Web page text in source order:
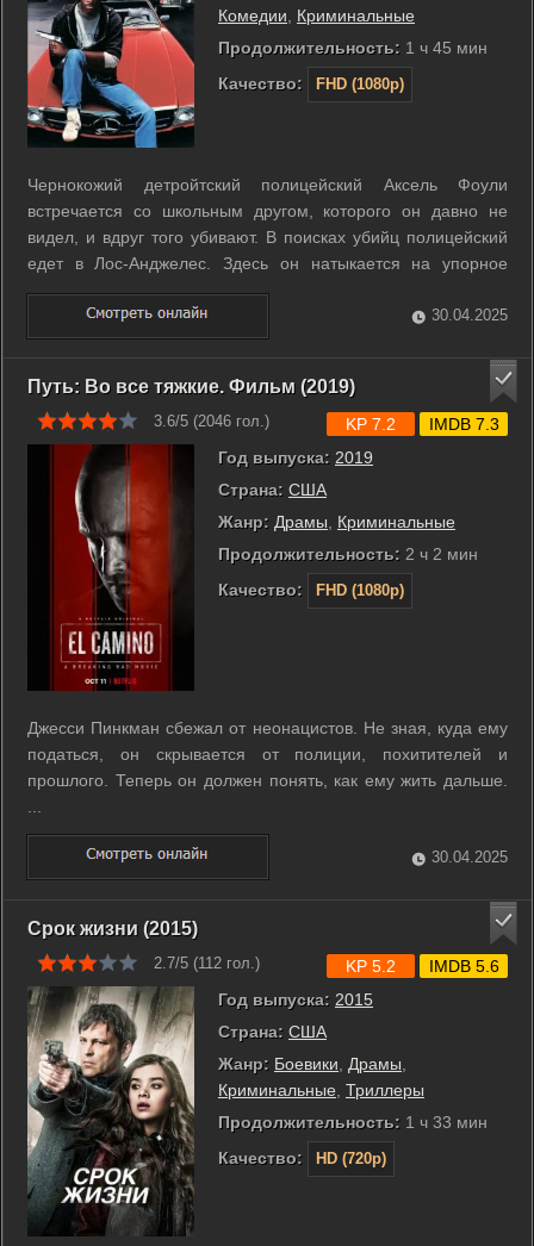
Комедии
Криминальные
Продолжительность: 1 ч 45 мин
Качество:
FHD (1080p)
Чернокожий детройтский полицейский Аксель Фоули
встречается со школьным другом, которого он давно не
видел, и вдруг того убивают. В поисках убийц полицейский
едет в Лос-Анджелес. Здесь он натыкается на упорное
неприятие залетного выскочки местными полицейскими, но
с помощью своего удивительного дара находить выход из
любого положения, Фоули ...
30.04.2025
Путь: Во все тяжкие. Фильм (2019)
3.6/5 (2046 гол.)
Год выпуска: 2019
Страна: США
Жанр: Драмы, Криминальные
Продолжительность: 2 ч 2 мин
Качество:
FHD (1080p)
KP 7.2 IMDB 7.3
Джесси Пинкман сбежал от неонацистов. Не зная, куда ему
податься, он скрывается от полиции, похитителей и
прошлого. Теперь он должен понять, как ему жить дальше.
30.04.2025
Срок жизни (2015)
2.7/5 (112 гол.)
Год выпуска: 2015
Страна: США
Жанр: Боевики Драмы
Криминальные Триллеры
Продолжительность: 1 ч 33 мин
Качество:
HD (720p)
KP 5.2 IMDB 5.6